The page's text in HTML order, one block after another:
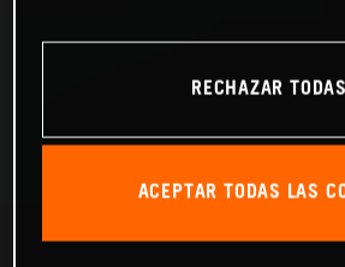
RECHAZAR TODAS
ACEPTAR TODAS LAS